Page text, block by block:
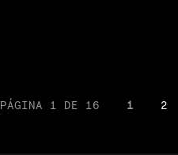
PÁGINA 1 DE 16 1 2